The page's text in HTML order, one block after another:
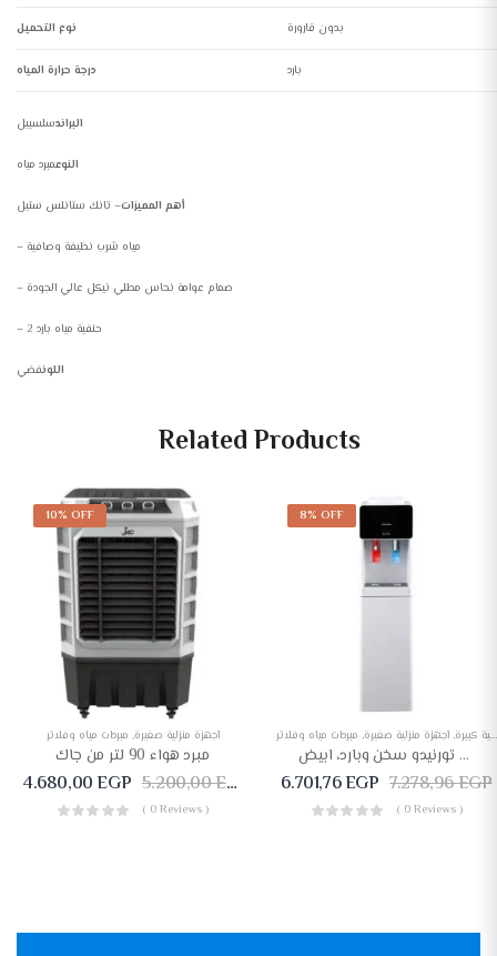
نوع التحميل بدون قارورة
بارد
البراندسلسبيل
النوعمبرد مياه
أهم المميزات– تانك ستانلس ستيل
– مياه شرب نظيفة وصافية
– صمام عوامة نحاس مطلي نيكل عالي الجودة
– 2 حنفية مياه بارد
اللونفضي
Related Products
10% OFF
أجهزة منزلية صغيرة, مبردات مياه وفلاتر
مبرد هواء 90 لتر من جاك
4.680,00EGP 5.200,00EGP
( 0 Reviews )
8% OFF
أجهزة منزلية كبيرة , أجهزة منزلية صغيرة, مبردات مياه وفلاتر
مبرد مياه تورنيدو سخن وبارد، ابيض، WDM-H45ASE-W
6.701,76EGP 7.278,96EGP
( 0 Reviews )